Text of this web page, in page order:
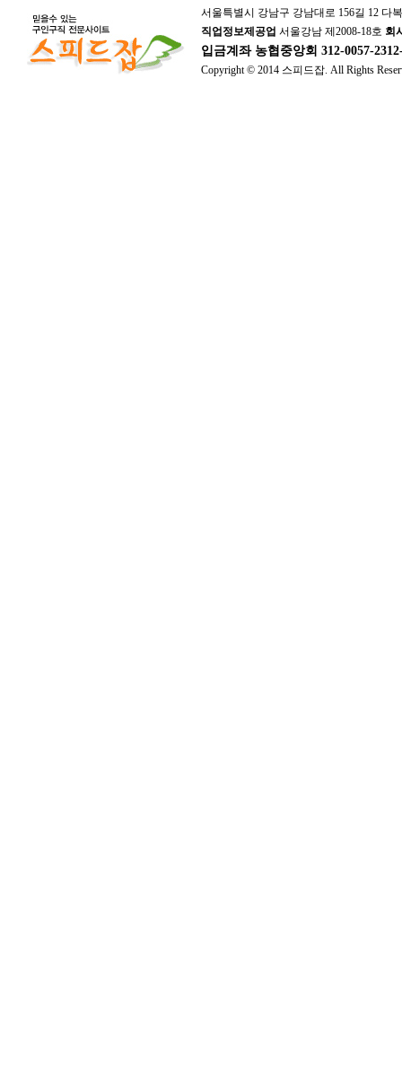
서울특별시 강남구 강남대로 156길 12 다
직업정보제공업 서울강남 제2008-18호 회
입금계좌 농협중앙회 312-0057-
Copyright © 2014 스피드잡. All Rights